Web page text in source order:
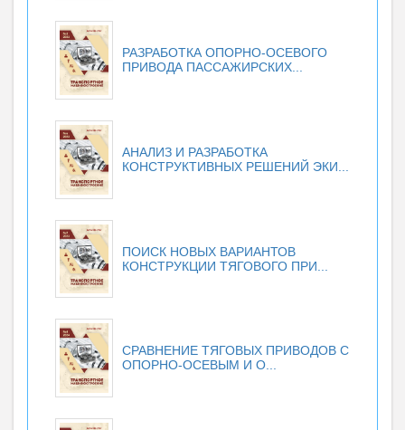
РАЗРАБОТКА ОПОРНО-ОСЕВОГО
ПРИВОДА ПАССАЖИРСКИХ...
АНАЛИЗ И РАЗРАБОТКА
КОНСТРУКТИВНЫХ РЕШЕНИЙ ЭКИ...
ПОИСК НОВЫХ ВАРИАНТОВ
КОНСТРУКЦИИ ТЯГОВОГО ПРИ...
СРАВНЕНИЕ ТЯГОВЫХ ПРИВОДОВ С
ОПОРНО-ОСЕВЫМ И О...